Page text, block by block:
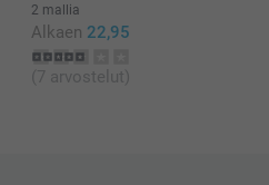
2 mallia
Alkaen 22,95
(7 arvostelut)